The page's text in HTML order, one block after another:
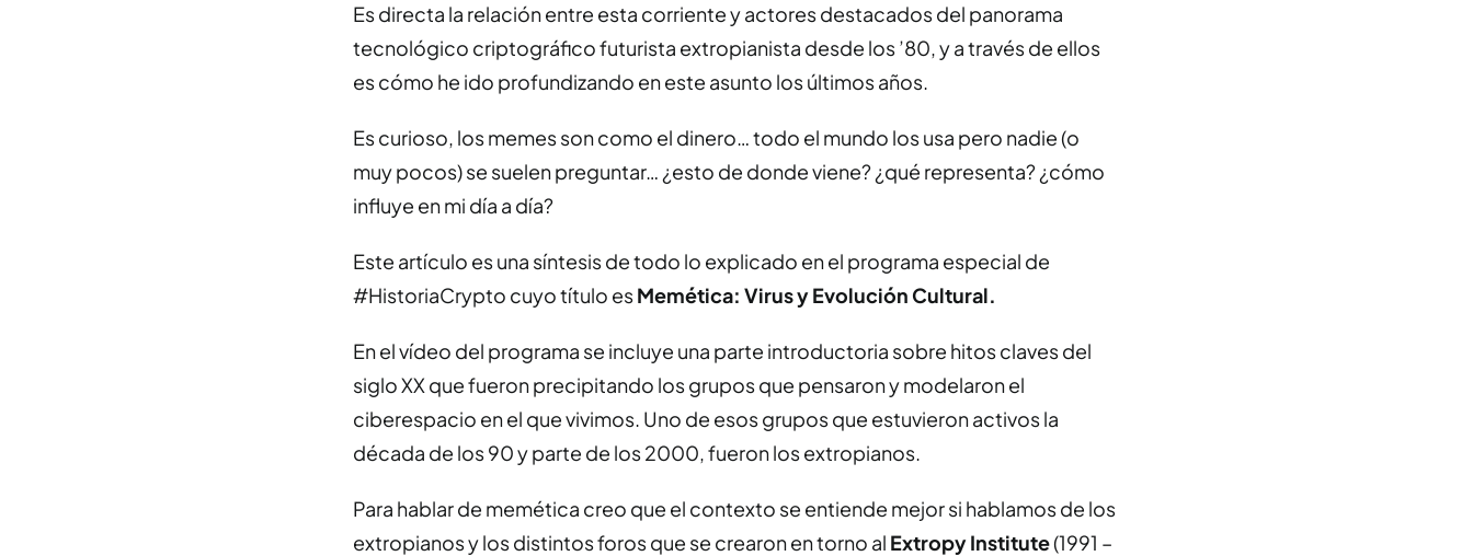
Es directa la relación entre esta corriente y actores destacados del panorama
tecnológico criptográfico futurista extropianista desde los ’80, y a través de ellos
es cómo he ido profundizando en este asunto los últimos años.
Es curioso, los memes son como el dinero… todo el mundo los usa pero nadie (o
muy pocos) se suelen preguntar… ¿esto de donde viene? ¿qué representa? ¿cómo
influye en mi día a día?
Este artículo es una síntesis de todo lo explicado en el programa especial de
#HistoriaCrypto cuyo título esMemética: Virus y Evolución Cultural.
En el vídeo del programa se incluye una parte introductoria sobre hitos claves del
siglo XX que fueron precipitando los grupos que pensaron y modelaron el
ciberespacio en el que vivimos. Uno de esos grupos que estuvieron activos la
década de los 90 y parte de los 2000, fueron los extropianos.
Para hablar de memética creo que el contexto se entiende mejor si hablamos de los
extropianos y los distintos foros que se crearon en torno al Extropy Institute(1991 –